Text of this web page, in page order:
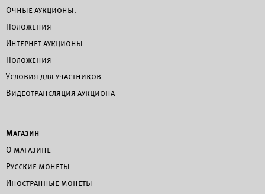
Очные аукционы.
Положения
Интернет аукционы.
Положения
Условия для участников
Видеотрансляция аукциона
Магазин
О магазине
Русские монеты
Иностранные монеты